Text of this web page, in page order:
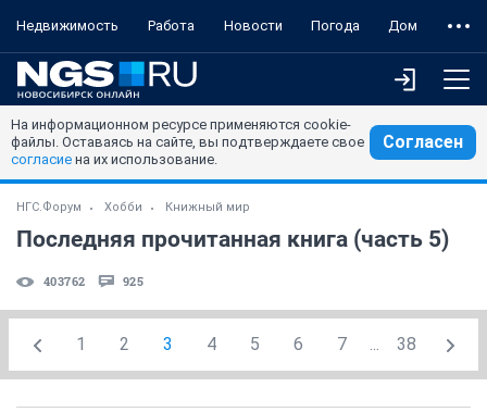
Недвижимость Работа Новости Погода Дом
На информационном ресурсе применяются cookie-
файлы. Оставаясь на сайте, вы подтверждаете свое
согласие на их использование.
Согласен
НГС.Форум Хобби Книжный мир
Последняя прочитанная книга (часть 5)
403762 925
1 2 3 4 5 6 7 ... 38